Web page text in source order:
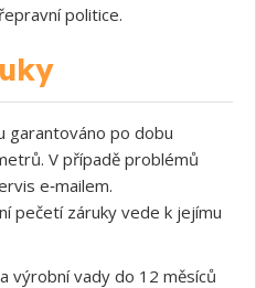
politice.
garantováno po dobu
V případě problémů
e‑mailem.
pečetí záruky vede k jejímu
výrobní vady do 12 měsíců